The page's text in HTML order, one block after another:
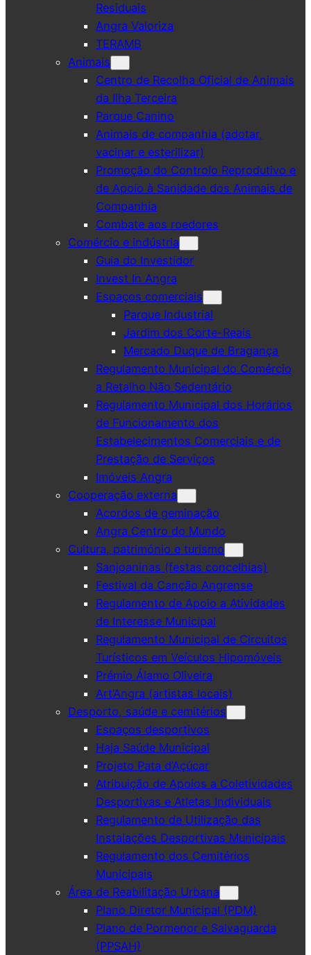
Residuais
Angra Valoriza
TERAMB
Animais
Centro de Recolha Oficial de Animais
da Ilha Terceira
Parque Canino
Animais de companhia (adotar,
vacinar e esterilizar)
Promoção do Controlo Reprodutivo e
de Apoio à Sanidade dos Animais de
Companhia
Combate aos roedores
Comércio e indústria
Guia do Investidor
Invest In Angra
Espaços comerciais
Parque Industrial
Jardim dos Corte-Reais
Mercado Duque de Bragança
Regulamento Municipal do Comércio
a Retalho Não Sedentário
Regulamento Municipal dos Horários
de Funcionamento dos
Estabelecimentos Comerciais e de
Prestação de Serviços
Imóveis Angra
Cooperação externa
Acordos de geminação
Angra Centro do Mundo
Cultura, património e turismo
Sanjoaninas (festas concelhias)
Festival da Canção Angrense
Regulamento de Apoio a Atividades
de Interesse Municipal
Regulamento Municipal de Circuitos
Turísticos em Veículos Hipomóveis
Prémio Álamo Oliveira
Art’Angra (artistas locais)
Desporto, saúde e cemitérios
Espaços desportivos
Haja Saúde Municipal
Projeto Pata d’Açúcar
Atribuição de Apoios a Coletividades
Desportivas e Atletas Individuais
Regulamento de Utilização das
Instalações Desportivas Municipais
Regulamento dos Cemitérios
Municipais
Área de Reabilitação Urbana
Plano Diretor Municipal (PDM)
Plano de Pormenor e Salvaguarda
(PPSAH)